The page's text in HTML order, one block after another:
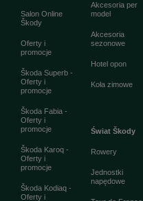
Salon Online
Škody
Oferty i
promocje
Škoda Superb -
Oferty i
promocje
Škoda Fabia -
Oferty i
promocje
Škoda Karoq -
Oferty i
promocje
Škoda Kodiaq -
Oferty i
Akcesoria per
model
Akcesoria
sezonowe
Hotel opon
Koła zimowe
Świat Škody
Rowery
Jednostki
napędowe